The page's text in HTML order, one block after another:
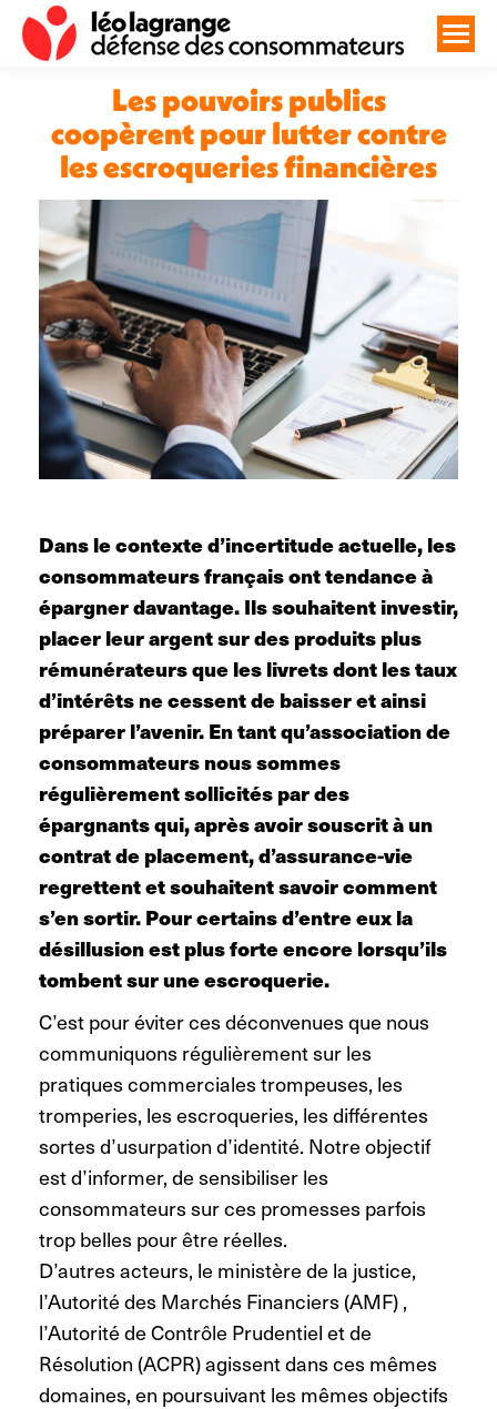
Les pouvoirs publics
coopèrent pour lutter contre
les escroqueries financières
Vous êtes ici :
Dans le contexte d’incertitude actuelle, les
consommateurs français ont tendance à
épargner davantage. Ils souhaitent investir,
placer leur argent sur des produits plus
rémunérateurs que les livrets dont les taux
d’intérêts ne cessent de baisser et ainsi
préparer l’avenir.En tant qu’association de
consommateurs nous sommes
régulièrement sollicités pardes
épargnantsqui, après avoir souscrit à un
contrat de placement, d’assurance-vie
regrettent et souhaitent savoir comment
s’en sortir. Pour certains d’entre eux la
désillusion est plus forte encore lorsqu’ils
tombent sur une escroquerie.
C’est pour éviter ces déconvenues que nous
communiquons régulièrement sur les
pratiques commerciales trompeuses, les
tromperies, les escroqueries, les différentes
sortes d’usurpation d’identité. Notre objectif
est d’informer, de sensibiliser les
consommateurs sur ces promesses parfois
trop belles pour être réelles.
D’autres acteurs, le ministère de la justice,
l’Autorité des Marchés Financiers (AMF) ,
l’Autorité de Contrôle Prudentiel et de
Résolution (ACPR) agissent dans ces mêmes
domaines, en poursuivant les mêmes objectifs